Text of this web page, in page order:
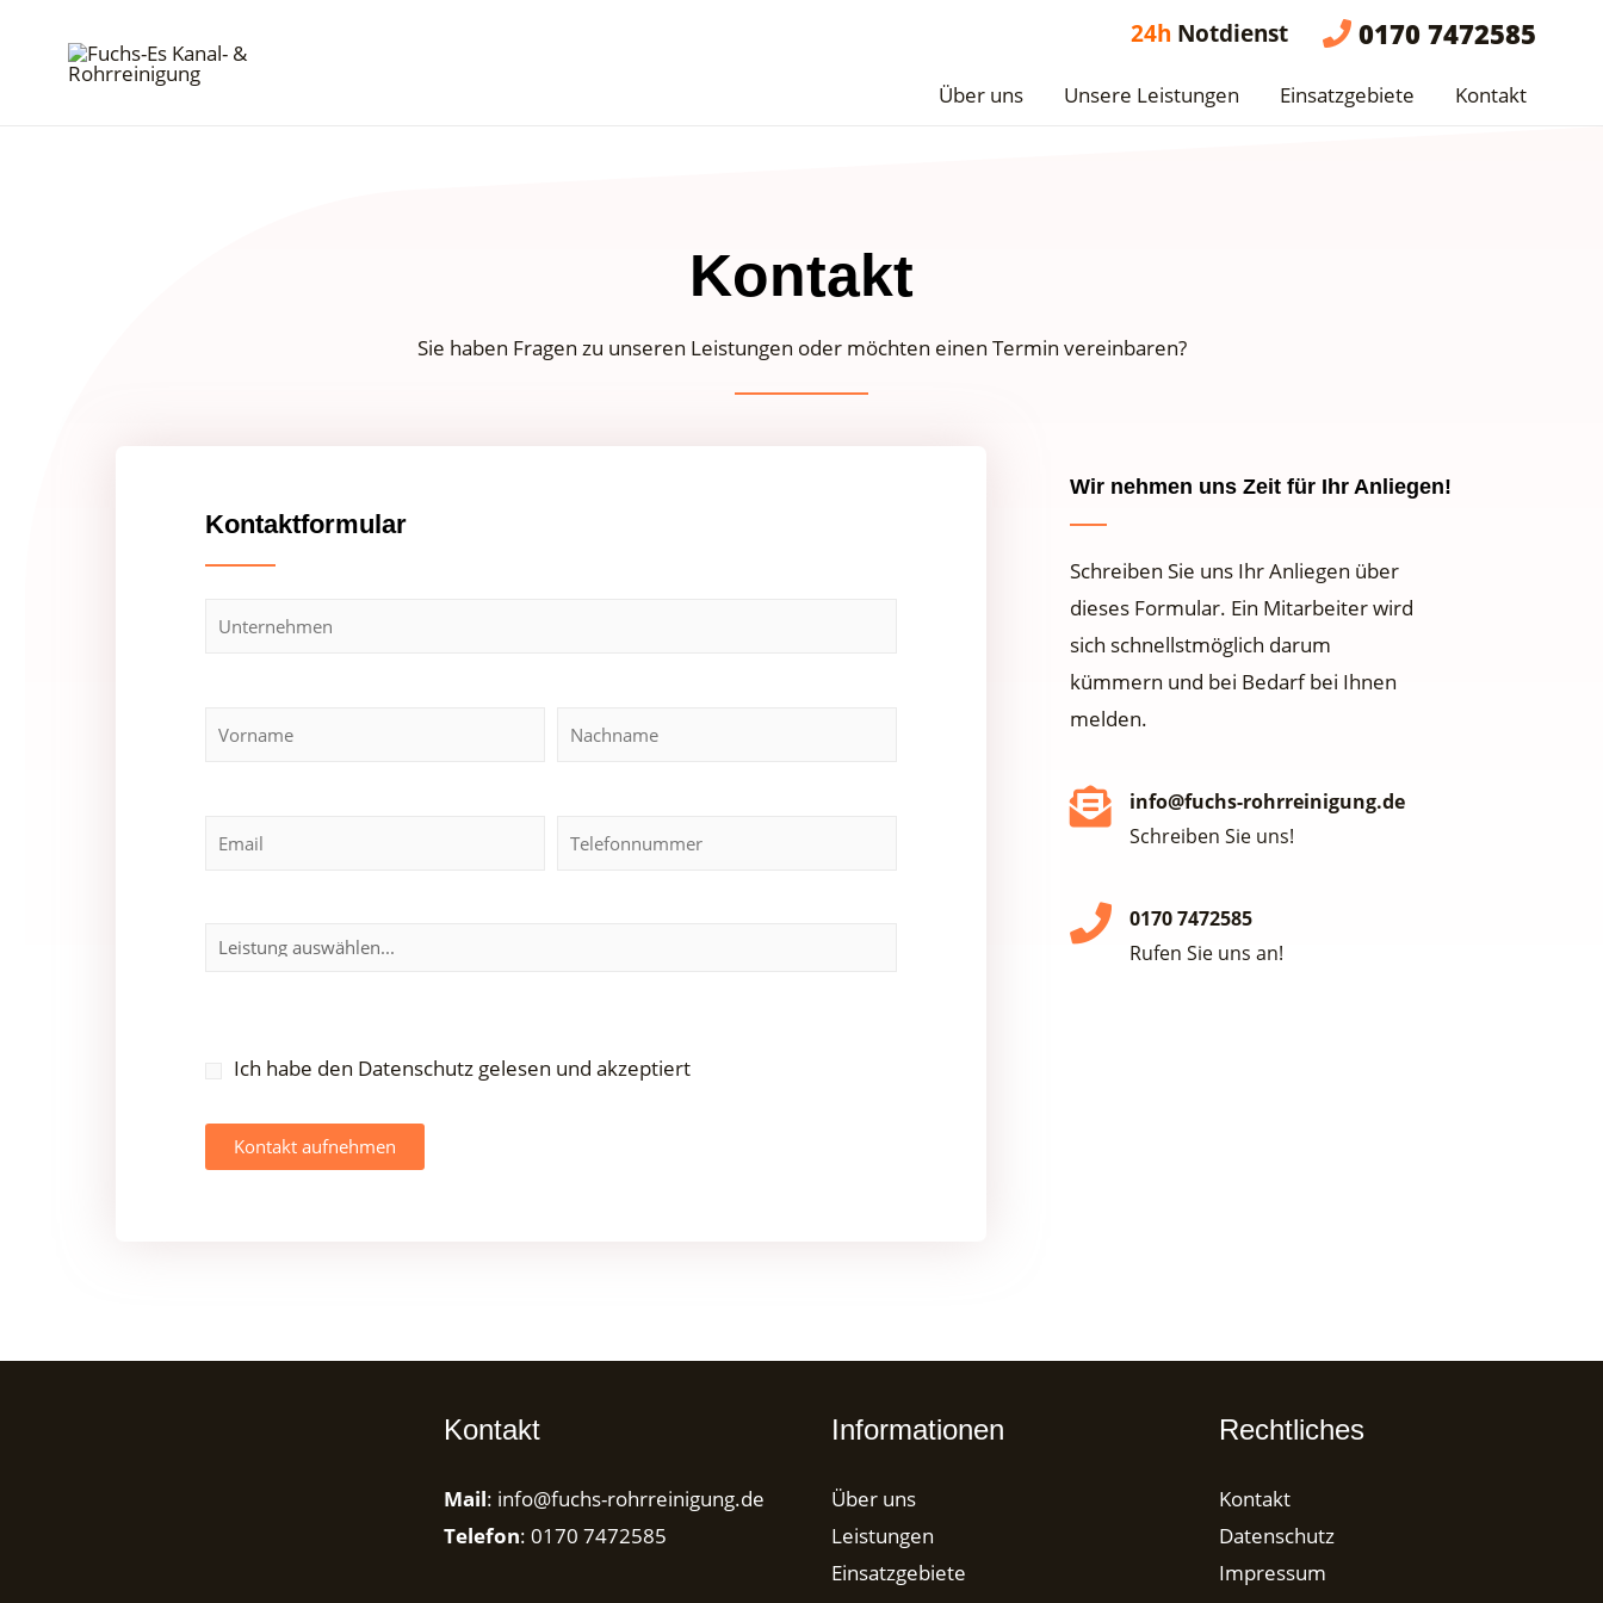
24h Notdienst 0170 7472585
Über uns Unsere Leistungen Einsatzgebiete Kontakt
Kontakt
Sie haben Fragen zu unseren Leistungen oder möchten einen Termin vereinbaren?
Kontaktformular
Ich habe den Datenschutz gelesen und akzeptiert
Wir nehmen uns Zeit für Ihr Anliegen!
Schreiben Sie uns Ihr Anliegen über
dieses Formular. Ein Mitarbeiter wird
sich schnellstmöglich darum
kümmern und bei Bedarf bei Ihnen
melden.
info@fuchs-rohrreinigung.de
Schreiben Sie uns!
0170 7472585
Rufen Sie uns an!
Kontakt
Mail: info@fuchs-rohrreinigung.de
Telefon: 0170 7472585
Informationen
Über uns
Leistungen
Einsatzgebiete
Rechtliches
Kontakt
Datenschutz
Impressum